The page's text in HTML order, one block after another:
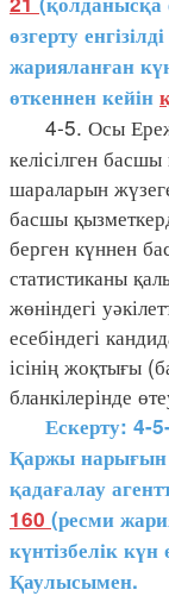
өзгерту
жарияланған
өткеннен кейін
4-5. Осы
келісілген
шараларын
басшы
берген күннен
статистиканы
жөніндегі
есебіндегі
ісінің жоқтығы
бланкілерінде
Ескерту: 4-
Қаржы нарығын
қадағалау
160 (ресми
күнтізбелік
Қаулысымен.